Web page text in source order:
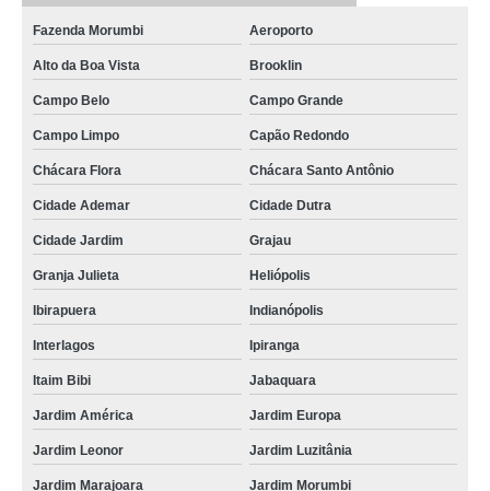
Fazenda Morumbi Aeroporto
Alto da Boa Vista Brooklin
Campo Belo Campo Grande
Campo Limpo Capão Redondo
Chácara Flora Chácara Santo Antônio
Cidade Ademar Cidade Dutra
Cidade Jardim Grajau
Granja Julieta Heliópolis
Ibirapuera Indianópolis
Interlagos Ipiranga
Itaim Bibi Jabaquara
Jardim América Jardim Europa
Jardim Leonor Jardim Luzitânia
Jardim Marajoara Jardim Morumbi